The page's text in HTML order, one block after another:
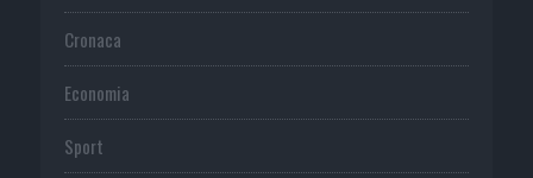
Cronaca
Economia
Sport